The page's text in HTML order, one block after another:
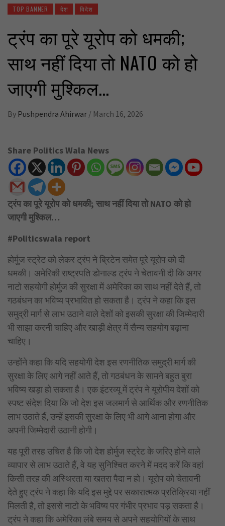
TOP BANNER देश विदेश
ट्रंप का पूरे यूरोप को धमकी;
साथ नहीं दिया तो NATO को हो
जाएगी मुश्किल…
By Pushpendra Ahirwar / March 16, 2026
Share Politics Wala News
ट्रंप का पूरे यूरोप को धमकी; साथ नहीं दिया तो NATO को हो
जाएगी मुश्किल…
#Politicswala report
होर्मुज स्ट्रेट को लेकर ट्रंप ने ब्रिटेन समेत पूरे यूरोप को दी
धमकी। अमेरिकी राष्ट्रपति डोनाल्ड ट्रंप ने चेतावनी दी कि अगर
नाटो सहयोगी होर्मुज की सुरक्षा में अमेरिका का साथ नहीं देते हैं, तो
गठबंधन का भविष्य प्रभावित हो सकता है। ट्रंप ने कहा कि इस
समुद्री मार्ग से लाभ उठाने वाले देशों को इसकी सुरक्षा की जिम्मेदारी
भी साझा करनी चाहिए और खाड़ी क्षेत्र में सैन्य सहयोग बढ़ाना
चाहिए।
उन्होंने कहा कि यदि सहयोगी देश इस रणनीतिक समुद्री मार्ग की
सुरक्षा के लिए आगे नहीं आते हैं, तो गठबंधन के सामने बहुत बुरा
भविष्य खड़ा हो सकता है। एक इंटरव्यू में ट्रंप ने यूरोपीय देशों को
स्पष्ट संदेश दिया कि जो देश इस जलमार्ग से आर्थिक और रणनीतिक
लाभ उठाते हैं, उन्हें इसकी सुरक्षा के लिए भी आगे आना होगा और
अपनी जिम्मेदारी उठानी होगी।
यह पूरी तरह उचित है कि जो देश होर्मुज स्ट्रेट के जरिए होने वाले
व्यापार से लाभ उठाते हैं, वे यह सुनिश्चित करने में मदद करें कि वहां
किसी तरह की अस्थिरता या खतरा पैदा न हो। यूरोप को चेतावनी
देते हुए ट्रंप ने कहा कि यदि इस मुद्दे पर सकारात्मक प्रतिक्रिया नहीं
मिलती है, तो इससे नाटो के भविष्य पर गंभीर प्रभाव पड़ सकता है।
ट्रंप ने कहा कि अमेरिका लंबे समय से अपने सहयोगियों के साथ